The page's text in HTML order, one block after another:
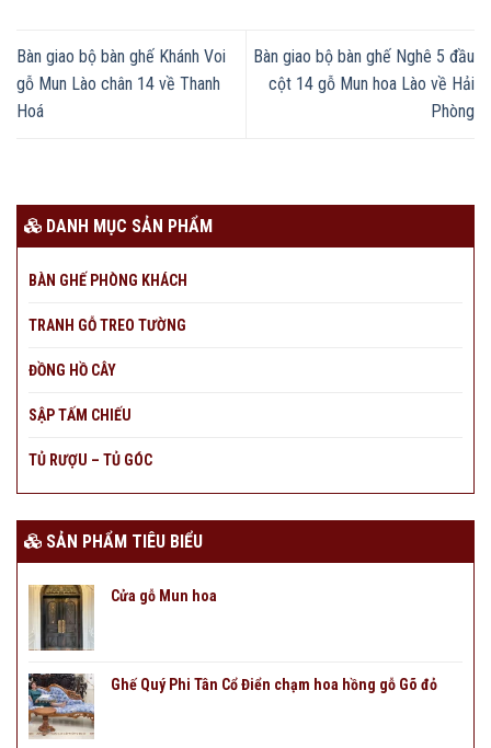
Bàn giao bộ bàn ghế Khánh Voi
gỗ Mun Lào chân 14 về Thanh
Hoá
Bàn giao bộ bàn ghế Nghê 5 đầu
cột 14 gỗ Mun hoa Lào về Hải
Phòng
DANH MỤC SẢN PHẨM
BÀN GHẾ PHÒNG KHÁCH
TRANH GỖ TREO TƯỜNG
ĐỒNG HỒ CÂY
SẬP TẤM CHIẾU
TỦ RƯỢU – TỦ GÓC
SẢN PHẨM TIÊU BIỂU
Cửa gỗ Mun hoa
Ghế Quý Phi Tân Cổ Điển chạm hoa hồng gỗ Gõ đỏ